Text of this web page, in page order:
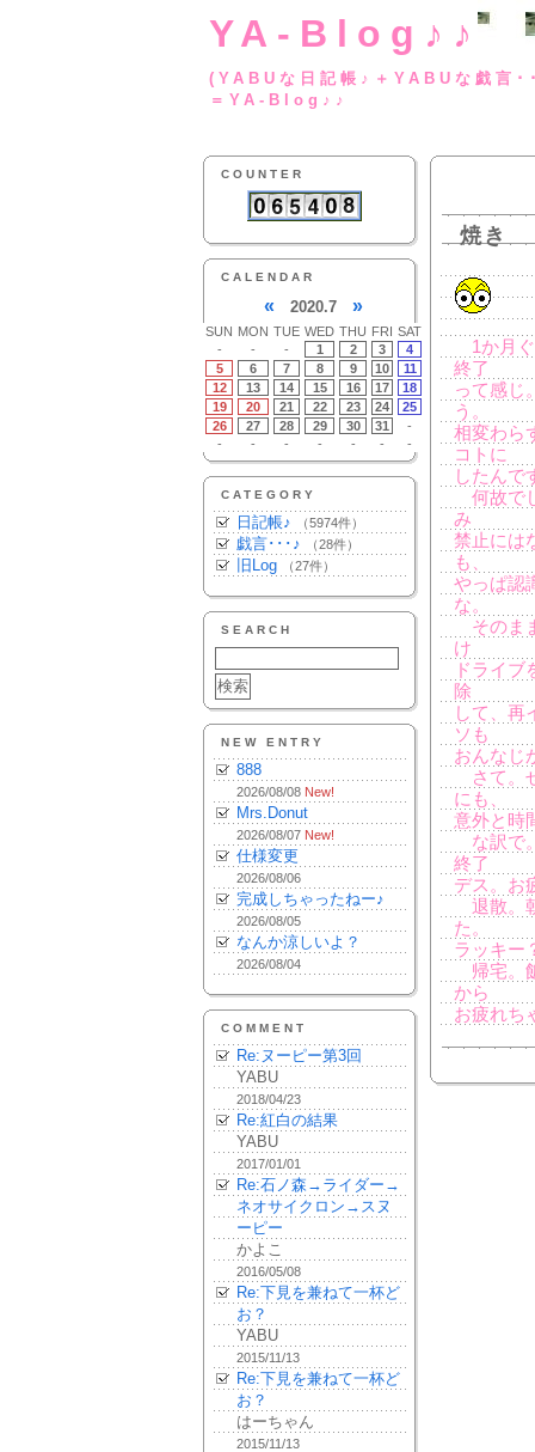
YA-Blog♪♪
(YABUな日記帳♪
＝YA-Blog♪♪
COUNTER
CALENDAR
« 2020.7 »
SUN MON TUE WED THU FRI SAT
-
- - 1 2 3
4
5
6 7 8 9 10
11
12
13 14 15 16 17
18
19
20 21 22 23 24
25
26
27 28 29 30 31
-
-
- - - - - -
CATEGORY
日記帳♪ （5974件）
戯言･･･♪ （28件）
旧Log （27件）
SEARCH
NEW ENTRY
888
2026/08/08 New!
Mrs.Donut
2026/08/07 New!
仕様変更
2026/08/06
完成しちゃったねー♪
2026/08/05
なんか涼しいよ？
2026/08/04
COMMENT
Re:ヌーピー第3回
YABU
2018/04/23
Re:紅白の結果
YABU
2017/01/01
Re:石ノ森→ライダー→
ネオサイクロン→スヌ
ーピー
かよこ
2016/05/08
Re:下見を兼ねて一杯ど
お？
YABU
2015/11/13
Re:下見を兼ねて一杯ど
お？
はーちゃん
2015/11/13
焼き
1か月ぐ
終了
って感じ
う。
相変わら
コトに
したんで
何故で
み
禁止には
も、
やっぱ認
な。
そのま
け
ドライ
除
して、再
ソも
おんなじ
さて。
にも、
意外と時
な訳で
終了
デス。お
退散。
た。
ラッキー
帰宅。
から
お疲れち